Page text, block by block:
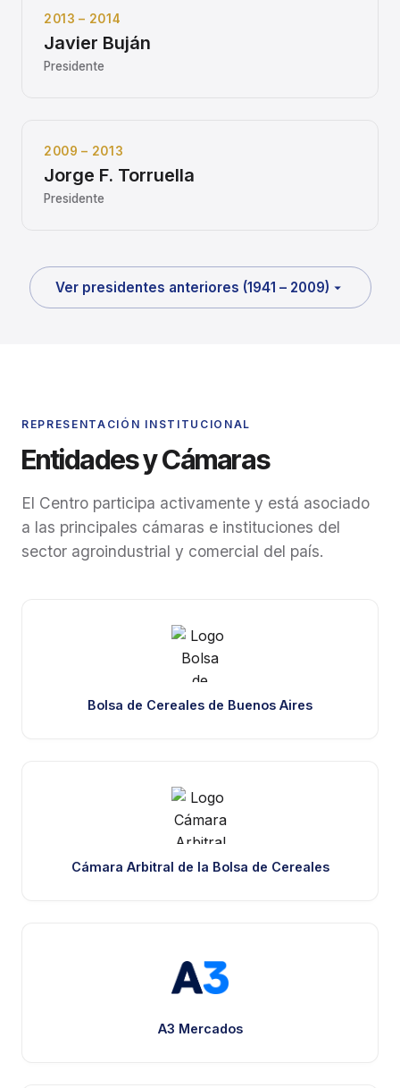
2013 – 2014
Javier Buján
Presidente
2009 – 2013
Jorge F. Torruella
Presidente
Ver presidentes anteriores (1941 – 2009)
REPRESENTACIÓN INSTITUCIONAL
Entidades y Cámaras
El Centro participa activamente y está asociado
a las principales cámaras e instituciones del
sector agroindustrial y comercial del país.
Bolsa de Cereales de Buenos Aires
Cámara Arbitral de la Bolsa de Cereales
A3 Mercados